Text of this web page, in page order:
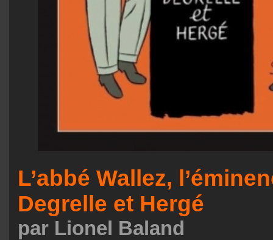
L’abbé Wallez,
Degrelle et Hergé
par Lionel Baland